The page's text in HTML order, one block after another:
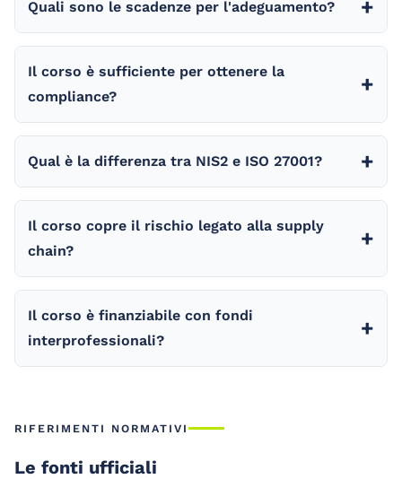
Quali sono le scadenze per l'adeguamento?
Il corso è sufficiente per ottenere la
compliance?
Qual è la differenza tra NIS2 e ISO 27001?
Il corso copre il rischio legato alla supply
chain?
Il corso è finanziabile con fondi
interprofessionali?
RIFERIMENTI NORMATIVI
Le fonti ufficiali